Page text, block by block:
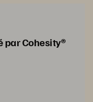
par Cohesity®